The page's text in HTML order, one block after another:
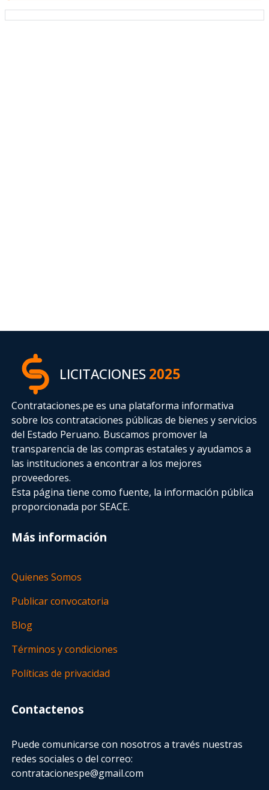
LICITACIONES2025
Contrataciones.pe es una plataforma informativa
sobre los contrataciones públicas de bienes y servicios
del Estado Peruano. Buscamos promover la
transparencia de las compras estatalesy ayudamos a
las instituciones a encontrar a los mejores
proveedores.
Esta página tiene como fuente, la información pública
proporcionada por SEACE.
Más información
Quienes Somos
Publicar convocatoria
Blog
Términos y condiciones
Políticas de privacidad
Contactenos
Puede comunicarse con nosotros a través nuestras
redes sociales o del correo:
contratacionespe@gmail.com